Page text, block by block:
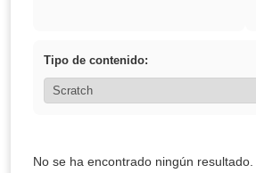
Tipo de contenido:
No se ha encontrado ningún resultado.